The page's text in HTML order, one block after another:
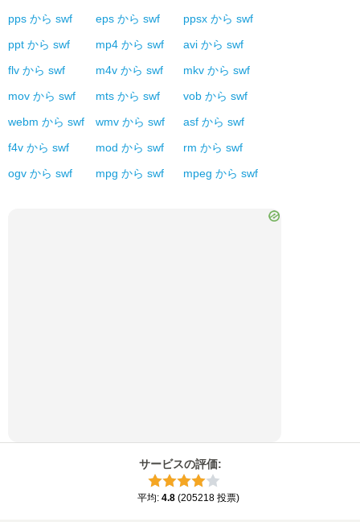
pps から swf eps から swf ppsx から swf
ppt から swf mp4 から swf avi から swf
flv から swf m4v から swf mkv から swf
mov から swf mts から swf vob から swf
webm から swf wmv から swf asf から swf
f4v から swf mod から swf rm から swf
ogv から swf mpg から swf mpeg から swf
サービスの評価:
平均: 4.8 (205218 投票)